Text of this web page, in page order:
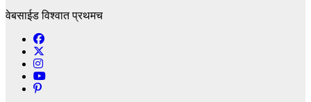
वेबसाईड विश्वात प्रथमच